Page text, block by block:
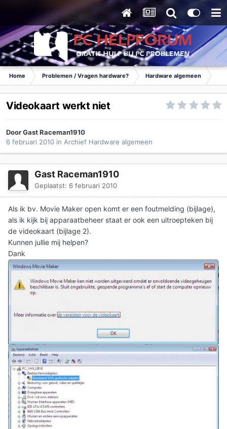
Home Problemen / Vragen hardware? Hardware algemeen
Videokaart werkt niet
Door Gast Raceman1910
6 februari 2010 in Archief Hardware algemeen
Gast Raceman1910
Geplaatst: 6 februari 2010
Als ik bv. Movie Maker open komt er een foutmelding (bijlage),
als ik kijk bij apparaatbeheer staat er ook een uitroepteken bij
de videokaart (bijlage 2).
Kunnen jullie mij helpen?
Dank